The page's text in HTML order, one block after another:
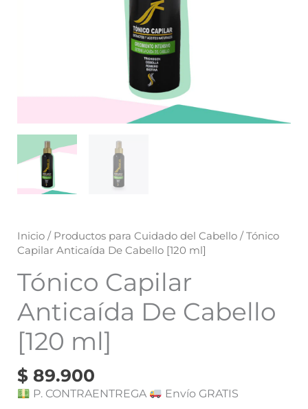
Inicio / Productos para Cuidado del Cabello / Tónico
Capilar Anticaída De Cabello [120 ml]
Tónico Capilar
Anticaída De Cabello
[120 ml]
$ 89.900
P. CONTRAENTREGA
Envío GRATIS